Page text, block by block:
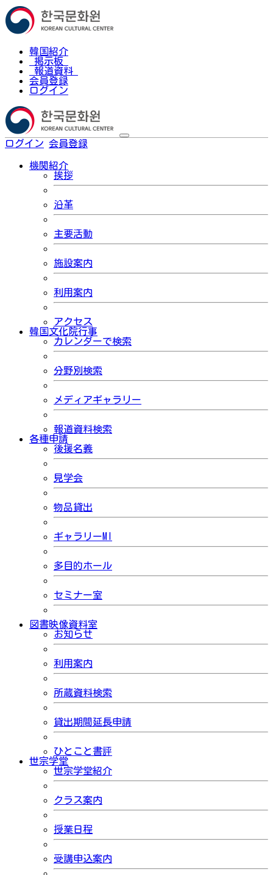
韓国紹介
掲示板
報道資料
会員登録
ログイン
ログイン 会員登録
機関紹介
挨拶
沿革
主要活動
施設案内
利用案内
アクセス
韓国文化院行事
カレンダーで検索
分野別検索
メディアギャラリー
報道資料検索
各種申請
後援名義
見学会
物品貸出
ギャラリーMI
多目的ホール
セミナー室
図書映像資料室
お知らせ
利用案内
所蔵資料検索
貸出期間延長申請
ひとこと書評
世宗学堂
世宗学堂紹介
クラス案内
授業日程
受講申込案内